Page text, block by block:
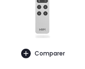
Comparer